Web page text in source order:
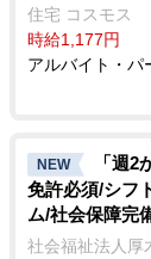
住宅 コスモス
時給1,177円
アルバイト・パ
NEW
「週
免許必須/シフ
ム/社会保障完
社会福祉法人厚